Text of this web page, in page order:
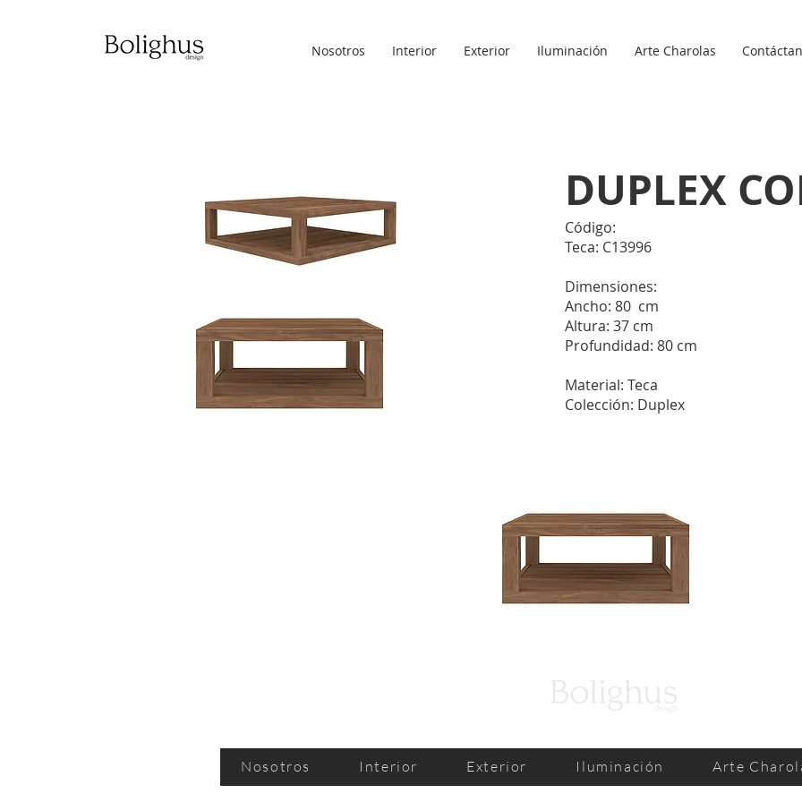
Nosotros Interior Exterior Iluminación Arte Charolas
DUPLEX
Código:
Teca: C13996
Dimensiones:
Ancho: 80 cm
Altura: 37 cm
Profundidad: 80 cm
Material: Teca
Colección: Duplex
Nosotros Interior Exterior Iluminación Arte